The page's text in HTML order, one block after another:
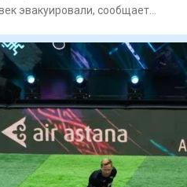
эвакуировали, сообщает